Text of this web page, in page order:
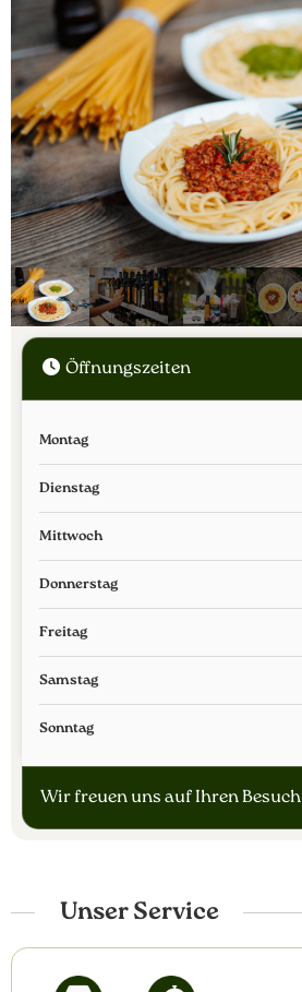
Öffnungszeiten
Montag
Dienstag
Mittwoch
Donnerstag
Freitag
Samstag
Sonntag
Wir freuen uns auf Ihren Besuch
Unser Service